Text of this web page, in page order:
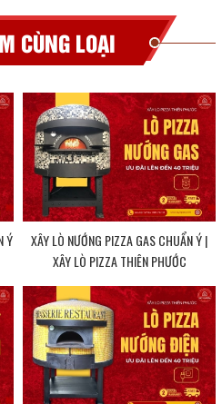
CÙNG LOẠI
Ý
XÂY LÒ NƯỚNG PIZZA GAS CHUẨN Ý |
XÂY LÒ PIZZA THIÊN PHƯỚC